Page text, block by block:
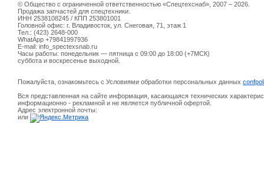
© Общество с ограниченной ответственностью «Спецтехснаб», 2007 – 2026.
Продажа запчастей для спецтехники.
ИНН 2538108245 / КПП 253801001
Головной офис: г. Владивосток, ул. Снеговая, 71, этаж 1
Тел.: (423) 2648-000
WhatApp +79841997936
E-mail: info_spectexsnab.ru
Часы работы: понедельник — пятница с 09:00 до 18:00 (+7МСК)
суббота и воскресенье выходной.
Пожалуйста, ознакомьтесь с Условиями обработки персональных данных
Вся представленная на сайте информация, касающаяся технических
информационно - рекламной и не является публичной офертой.
Адрес электронной почты:
или